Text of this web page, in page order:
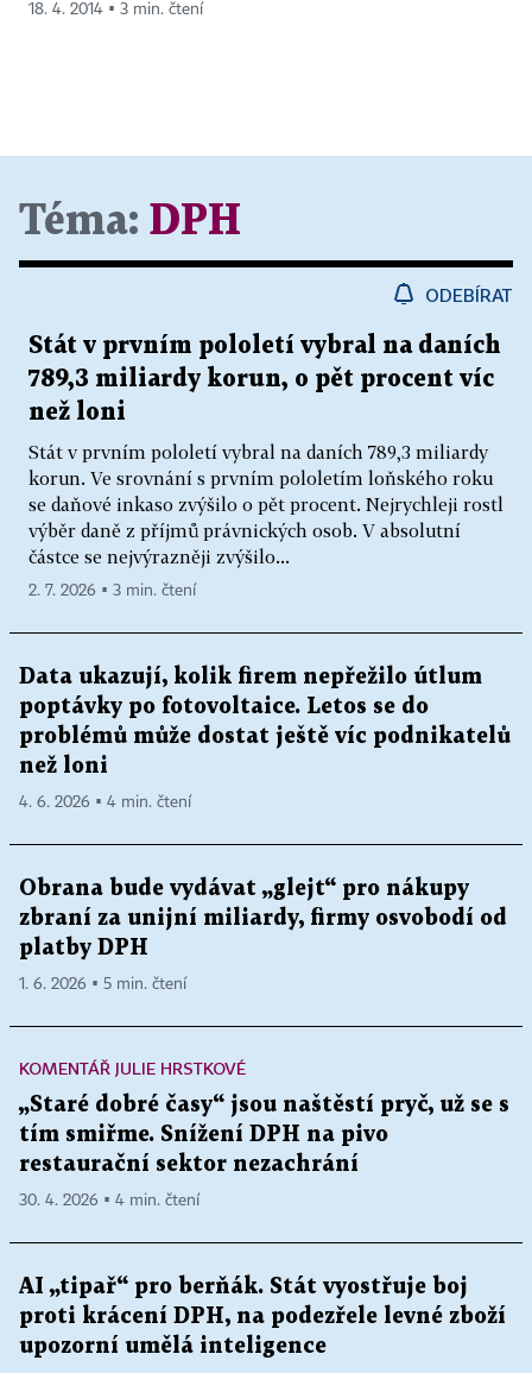
18. 4. 2014 ▪ 3 min. čtení
Téma: DPH
ODEBÍRAT
Stát v prvním pololetí vybral na daních
789,3 miliardy korun, o pět procent víc
než loni
Stát v prvním pololetí vybral na daních 789,3 miliardy
korun. Ve srovnání s prvním pololetím loňského roku
se daňové inkaso zvýšilo o pět procent. Nejrychleji rostl
výběr daně z příjmů právnických osob. V absolutní
částce se nejvýrazněji zvýšilo...
2. 7. 2026 ▪ 3 min. čtení
Data ukazují, kolik firem nepřežilo útlum
poptávky po fotovoltaice. Letos se do
problémů může dostat ještě víc podnikatelů
než loni
4. 6. 2026 ▪ 4 min. čtení
Obrana bude vydávat „glejt“ pro nákupy
zbraní za unijní miliardy, firmy osvobodí od
platby DPH
1. 6. 2026 ▪ 5 min. čtení
KOMENTÁŘ JULIE HRSTKOVÉ
„Staré dobré časy“ jsou naštěstí pryč, už se s
tím smiřme. Snížení DPH na pivo
restaurační sektor nezachrání
30. 4. 2026 ▪ 4 min. čtení
AI „tipař“ pro berňák. Stát vyostřuje boj
proti krácení DPH, na podezřele levné zboží
upozorní umělá inteligence